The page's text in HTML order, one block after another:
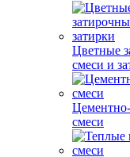
Цветные
смеси и
смеси